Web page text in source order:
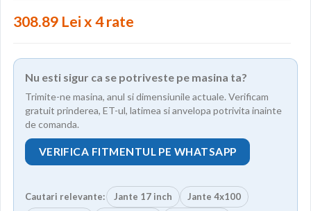
308.89 Lei x 4 rate
Nu esti sigur ca se potriveste pe masina ta?
Trimite-ne masina, anul si dimensiunile actuale. Verificam
gratuit prinderea, ET-ul, latimea si anvelopa potrivita inainte
de comanda.
VERIFICA FITMENTUL PE WHATSAPP
Cautari relevante: Jante 17 inch
Jante 4x100